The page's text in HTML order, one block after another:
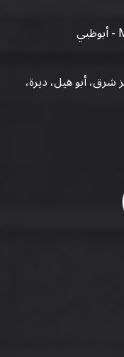
شرق، أبو هيل، ديرة،